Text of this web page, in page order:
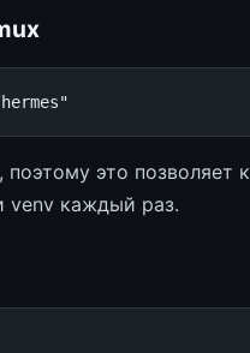
поэтому это позволяет
venv каждый раз.